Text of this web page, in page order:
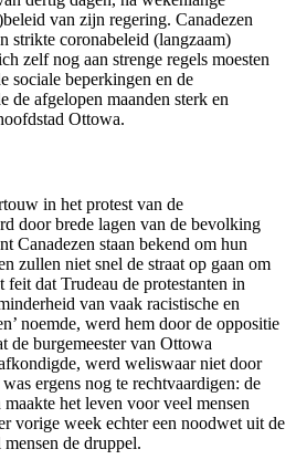
van zijn regering. Canadezen
strikte coronabeleid (langzaam)
zelf nog aan strenge regels moesten
sociale beperkingen en de
de afgelopen maanden sterk en
Ottowa.
in het protest van de
door brede lagen van de bevolking
Canadezen staan bekend om hun
zullen niet snel de straat op gaan om
feit dat Trudeau de protestanten in
van vaak racistische en
noemde, werd hem door de oppositie
de burgemeester van Ottowa
werd weliswaar niet door
ergens nog te rechtvaardigen: de
het leven voor veel mensen
vorige week echter een noodwet uit de
de druppel.